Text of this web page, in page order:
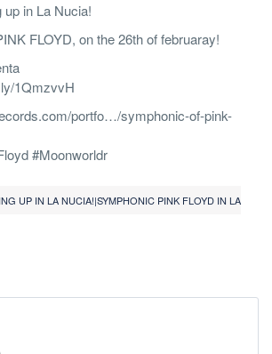
in La Nucia!
FLOYD, on the 26th of februaray!
1QmzvvH
portfo…/symphonic-of-pink-
‪#‎Moonworldr‬
UP IN LA NUCIA!|SYMPHONIC PINK FLOYD IN LA